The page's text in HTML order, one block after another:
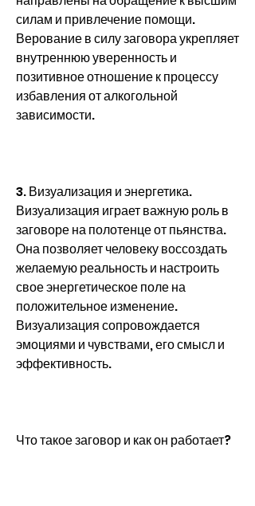
силам и привлечение помощи.
Верование в силу заговора укрепляет
внутреннюю уверенность и
позитивное отношение к процессу
избавления от алкогольной
зависимости.
3. Визуализация и энергетика.
Визуализация играет важную роль в
заговоре на полотенце от пьянства.
Она позволяет человеку воссоздать
желаемую реальность и настроить
свое энергетическое поле на
положительное изменение.
Визуализация сопровождается
эмоциями и чувствами, его смысл и
эффективность.
Что такое заговор и как он работает?